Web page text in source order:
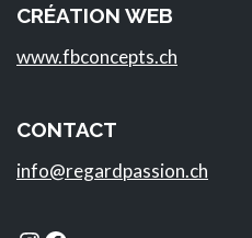
CRÉATION WEB
www.fbconcepts.ch
CONTACT
info@regardpassion.ch